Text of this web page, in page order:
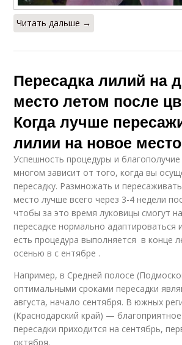
Читать дальше →
Пересадка лилий на
место летом после
Когда лучше
лилии на новое место
Успешность процедуры и
многом зависит от того, когда вы
пересадку. Размножать и
место лучше всего через 3-4 недели
чтобы за это время луковицы смогут
пересадке нормально адаптироваться
есть процедура выполняется в конце
осенью в с ентябре .
Например, в Средней полосе
оптимальными сроками пересадки
августа, начало сентября. В южных
(Краснодарский край) —
пересадки приходится на сентябрь,
октября.